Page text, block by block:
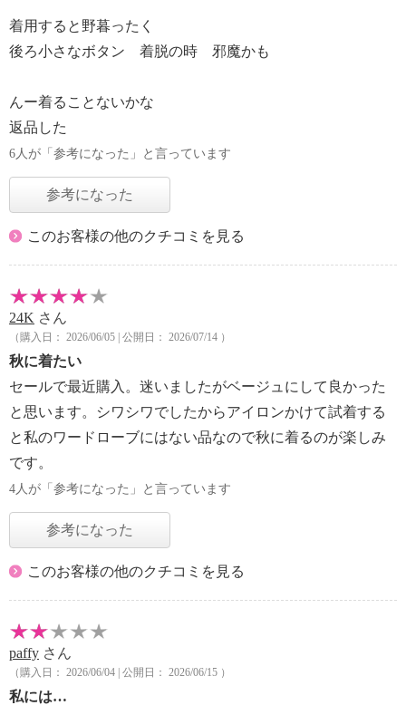
着用すると野暮ったく
後ろ小さなボタン 着脱の時 邪魔かも
んー着ることないかな
返品した
6人が「参考になった」と言っています
参考になった
このお客様の他のクチコミを見る
24K さん
（購入日： 2026/06/05 | 公開日： 2026/07/14 ）
秋に着たい
セールで最近購入。迷いましたがベージュにして良かった
と思います。シワシワでしたからアイロンかけて試着する
と私のワードローブにはない品なので秋に着るのが楽しみ
です。
4人が「参考になった」と言っています
参考になった
このお客様の他のクチコミを見る
paffy さん
（購入日： 2026/06/04 | 公開日： 2026/06/15 ）
私には…